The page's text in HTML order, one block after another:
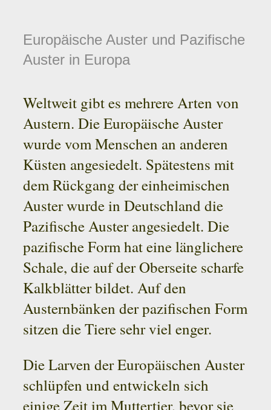
Europäische Auster und Pazifische
Auster in Europa
Weltweit gibt es mehrere Arten von
Austern. Die Europäische Auster
wurde vom Menschen an anderen
Küsten angesiedelt. Spätestens mit
dem Rückgang der einheimischen
Auster wurde in Deutschland die
Pazifische Auster angesiedelt. Die
pazifische Form hat eine länglichere
Schale, die auf der Oberseite scharfe
Kalkblätter bildet. Auf den
Austernbänken der pazifischen Form
sitzen die Tiere sehr viel enger.
Die Larven der Europäischen Auster
schlüpfen und entwickeln sich
einige Zeit im Muttertier, bevor sie